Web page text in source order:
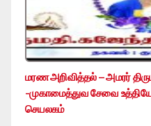
மரண அறிவித்தல் – அமரர்
-முகாமைத்துவ சேவை
செயலகம்